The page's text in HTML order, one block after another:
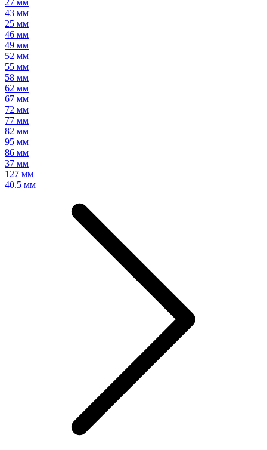
27 мм
43 мм
25 мм
46 мм
49 мм
52 мм
55 мм
58 мм
62 мм
67 мм
72 мм
77 мм
82 мм
95 мм
86 мм
37 мм
127 мм
40.5 мм